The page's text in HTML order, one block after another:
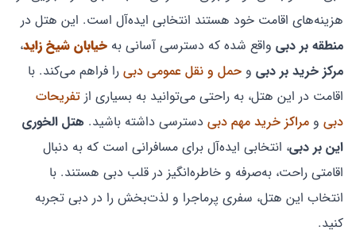
هزینه‌های اقامت خود هستند انتخابی ایده‌آل است. این هتل در
منطقه بر دبی واقع شده که دسترسی آسانی به خیابان شیخ زاید،
مرکز خرید بر دبی و حمل و نقل عمومی دبی را فراهم می‌کند. با
اقامت در این هتل، به راحتی می‌توانید به بسیاری از تفریحات
دبی و مراکز خرید مهم دبی دسترسی داشته باشید. هتل الخوری
این بر دبی، انتخابی ایده‌آل برای مسافرانی است که به دنبال
اقامتی راحت، به‌صرفه و خاطره‌انگیز در قلب دبی هستند. با
انتخاب این هتل، سفری پرماجرا و لذت‌بخش را در دبی تجربه
کنید.